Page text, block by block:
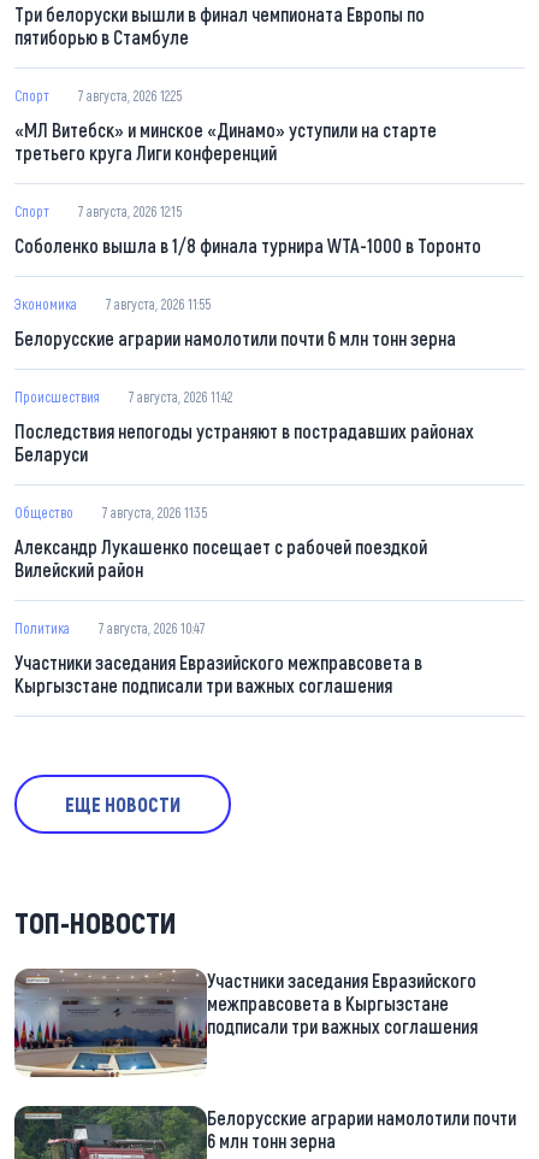
Три белоруски вышли в финал чемпионата Европы по
пятиборью в Стамбуле
Спорт 7 августа, 2026 12:25
«МЛ Витебск» и минское «Динамо» уступили на старте
третьего круга Лиги конференций
Спорт 7 августа, 2026 12:15
Соболенко вышла в 1/8 финала турнира WTA-1000 в Торонто
Экономика 7 августа, 2026 11:55
Белорусские аграрии намолотили почти 6 млн тонн зерна
Происшествия 7 августа, 2026 11:42
Последствия непогоды устраняют в пострадавших районах
Беларуси
Общество 7 августа, 2026 11:35
Александр Лукашенко посещает с рабочей поездкой
Вилейский район
Политика 7 августа, 2026 10:47
Участники заседания Евразийского межправсовета в
Кыргызстане подписали три важных соглашения
ЕЩЕ НОВОСТИ
ТОП-НОВОСТИ
Участники заседания Евразийского
межправсовета в Кыргызстане
подписали три важных соглашения
Белорусские аграрии намолотили почти
6 млн тонн зерна